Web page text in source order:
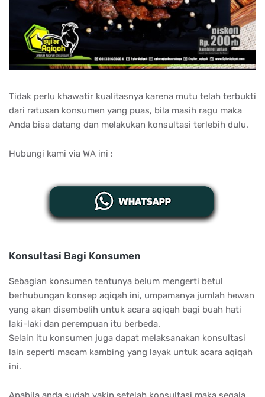
Tidak perlu khawatir kualitasnya karena mutu telah terbukti
dari ratusan konsumen yang puas, bila masih ragu maka
Anda bisa datang dan melakukan konsultasi terlebih dulu.
Hubungi kami via WA ini :
Konsultasi Bagi Konsumen
Sebagian konsumen tentunya belum mengerti betul
berhubungan konsep aqiqah ini, umpamanya jumlah hewan
yang akan disembelih untuk acara aqiqah bagi buah hati
laki-laki dan perempuan itu berbeda.
Selain itu konsumen juga dapat melaksanakan konsultasi
lain seperti macam kambing yang layak untuk acara aqiqah
ini.